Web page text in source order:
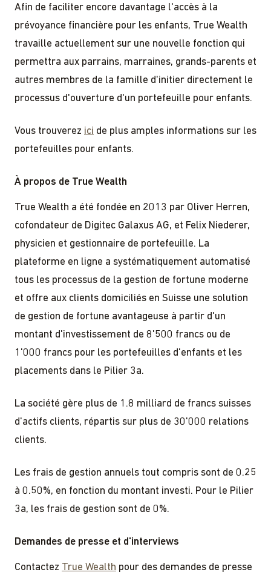
Afin de faciliter encore davantage l'accès à la
prévoyance financière pour les enfants, True Wealth
travaille actuellement sur une nouvelle fonction qui
permettra aux parrains, marraines, grands-parents et
autres membres de la famille d'initier directement le
processus d'ouverture d'un portefeuille pour enfants.
Vous trouverez ici de plus amples informations sur les
portefeuilles pour enfants.
À propos de True Wealth
True Wealth a été fondée en 2013 par Oliver Herren,
cofondateur de Digitec Galaxus AG, et Felix Niederer,
physicien et gestionnaire de portefeuille. La
plateforme en ligne a systématiquement automatisé
tous les processus de la gestion de fortune moderne
et offre aux clients domiciliés en Suisse une solution
de gestion de fortune avantageuse à partir d'un
montant d'investissement de 8'500 francs ou de
1'000 francs pour les portefeuilles d'enfants et les
placements dans le Pilier 3a.
La société gère plus de 1.8 milliard de francs suisses
d'actifs clients, répartis sur plus de 30'000 relations
clients.
Les frais de gestion annuels tout compris sont de 0.25
à 0.50%, en fonction du montant investi. Pour le Pilier
3a, les frais de gestion sont de 0%.
Demandes de presse et d'interviews
Contactez True Wealth pour des demandes de presse